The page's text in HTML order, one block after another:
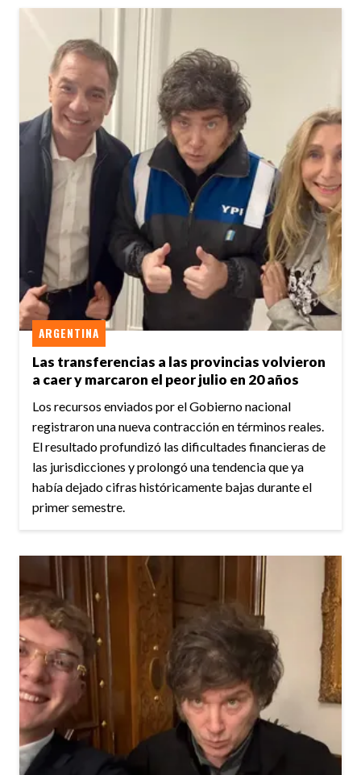
Las transferencias a las provincias volvieron
a caer y marcaron el peor julio en 20 años
ARGENTINA
Los recursos enviados por el Gobierno nacional
registraron una nueva contracción en términos reales.
El resultado profundizó las dificultades financieras de
las jurisdicciones y prolongó una tendencia que ya
había dejado cifras históricamente bajas durante el
primer semestre.